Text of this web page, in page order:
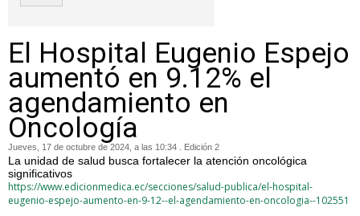
El Hospital Eugenio Espejo
aumentó en 9.12% el
agendamiento en
Oncología
Jueves, 17 de octubre de 2024, a las 10:34 . Edición 2
La unidad de salud busca fortalecer la atención oncológica
significativos
https://www.edicionmedica.ec/secciones/salud-publica/el-hospital-
eugenio-espejo-aumento-en-9-12--el-agendamiento-en-oncologia--102551